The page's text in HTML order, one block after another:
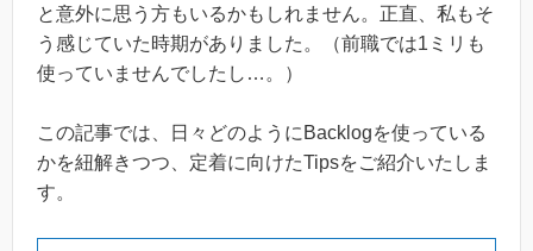
と意外に思う方もいるかもしれません。正直、私もそ
う感じていた時期がありました。（前職では1ミリも
使っていませんでしたし…。）
この記事では、日々どのようにBacklogを使っている
かを紐解きつつ、定着に向けたTipsをご紹介いたしま
す。